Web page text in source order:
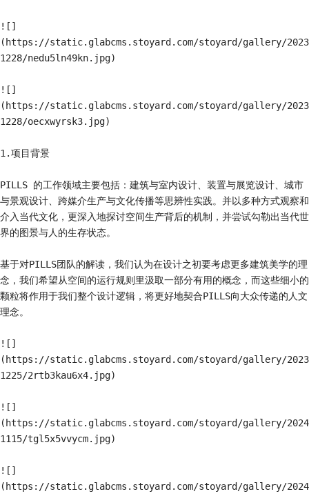
![]
(https://static.glabcms.stoyard.com/stoyard/gallery/2023
1228/nedu5ln49kn.jpg)
![]
(https://static.glabcms.stoyard.com/stoyard/gallery/2023
1228/oecxwyrsk3.jpg)
1.项目背景
PILLS 的工作领域主要包括：建筑与室内设计、装置与展览设计、城市
与景观设计、跨媒介生产与文化传播等思辨性实践。并以多种方式观察和
介入当代文化，更深入地探讨空间生产背后的机制，并尝试勾勒出当代世
界的图景与人的生存状态。
基于对PILLS团队的解读，我们认为在设计之初要考虑更多建筑美学的理
念，我们希望从空间的运行规则里汲取一部分有用的概念，而这些细小的
颗粒将作用于我们整个设计逻辑，将更好地契合PILLS向大众传递的人文
理念。
![]
(https://static.glabcms.stoyard.com/stoyard/gallery/2023
1225/2rtb3kau6x4.jpg)
![]
(https://static.glabcms.stoyard.com/stoyard/gallery/2024
1115/tgl5x5vvycm.jpg)
![]
(https://static.glabcms.stoyard.com/stoyard/gallery/2024